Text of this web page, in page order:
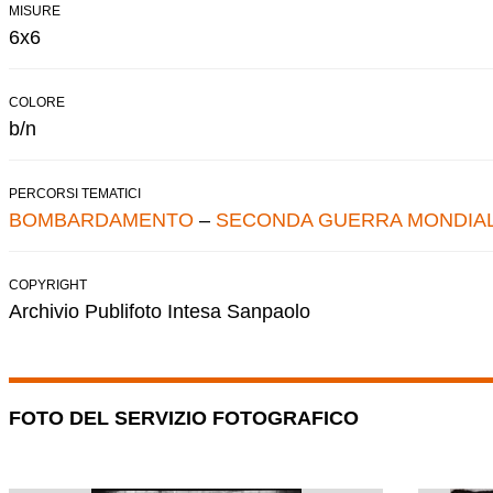
MISURE
6x6
COLORE
b/n
PERCORSI TEMATICI
BOMBARDAMENTO – SECONDA GUERRA
COPYRIGHT
Archivio Publifoto Intesa Sanpaolo
FOTO DEL SERVIZIO FOTOGRAFICO